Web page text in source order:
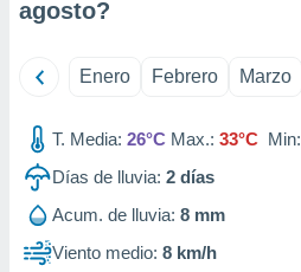
perfiles
crear un
uso de
contenido
medir el
agosto?
Enero Febrero Marzo
T. Media: 26°C Max.: 33°C Min:
Días de lluvia: 2 días
Acum. de lluvia: 8 mm
Viento medio: 8 km/h